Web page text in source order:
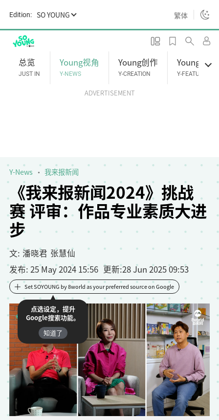
i
Edition: SO YOUNG 繁体
总览
JUST IN
Young视角
Y-NEWS
Young创作
Y-CREATION
Young专题
Y-FEATURES
ADVERTISEMENT
《我来报新闻2024》挑战
赛 评审：作品专业素质大进
步
Y-News 我来报新闻
文: 潘晓君 张慧仙
发布: 25 May 2024 15:56 更新:28 Jun 2025 09:53
Set SOYOUNG by 8world as your preferred source on Google
点选设定，提升
Google搜索功能。
知道了